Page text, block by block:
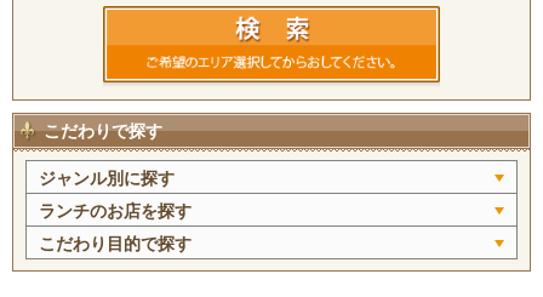
こだわりで探す
ジャンル別に探す
ランチのお店を探す
こだわり目的で探す